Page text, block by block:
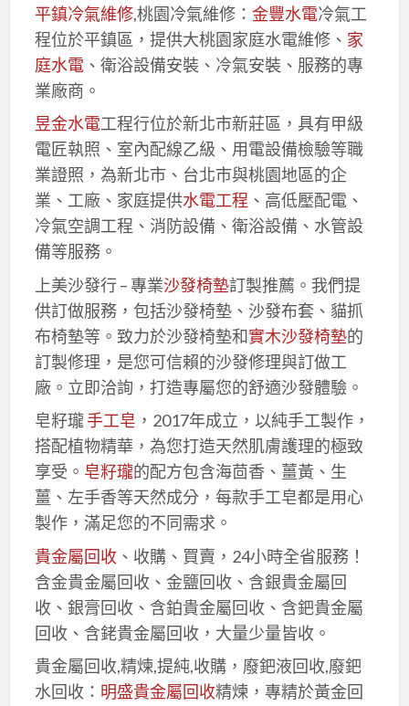
平鎮冷氣維修,桃園冷氣維修： 金豐水電冷氣工
程位於平鎮區，提供大桃園家庭水電維修、 家
庭水電、衛浴設備安裝、冷氣安裝、服務的專
業廠商。
昱金水電工程行位於新北市新莊區，具有甲級
電匠執照、室內配線乙級、用電設備檢驗等職
業證照，為新北市、台北市與桃園地區的企
業、工廠、家庭提供水電工程 、高低壓配電、
冷氣空調工程、消防設備、衛浴設備、水管設
備等服務。
上美沙發行 – 專業沙發椅墊訂製推薦。我們提
供訂做服務，包括沙發椅墊、沙發布套、貓抓
布椅墊等。致力於沙發椅墊和實木沙發椅墊的
訂製修理，是您可信賴的沙發修理與訂做工
廠。立即洽詢，打造專屬您的舒適沙發體驗。
皂籽瓏手工皂 ，2017年成立，以純手工製作，
搭配植物精華，為您打造天然肌膚護理的極致
享受。 皂籽瓏的配方包含海茴香、薑黃、生
薑、左手香等天然成分，每款手工皂都是用心
製作，滿足您的不同需求。
貴金屬回收、收購、買賣，24小時全省服務！
含金貴金屬回收、金鹽回收、含銀貴金屬回
收、銀膏回收、含鉑貴金屬回收、含鈀貴金屬
回收、含銠貴金屬回收，大量少量皆收。
貴金屬回收,精煉,提純,收購，廢鈀液回收,廢鈀
水回收： 明盛貴金屬回收精煉，專精於黃金回